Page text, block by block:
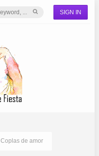
SIGN IN
Coplas de amor